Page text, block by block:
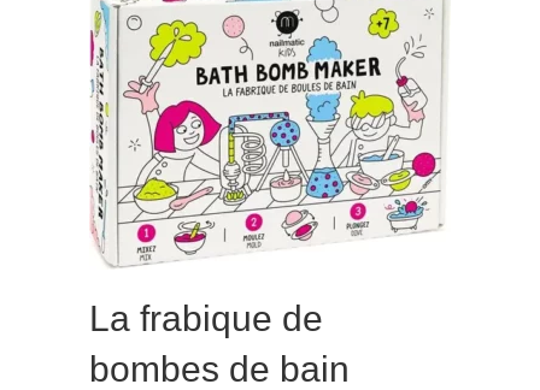
Premiers
Flocons
La frabique de
bombes de bain